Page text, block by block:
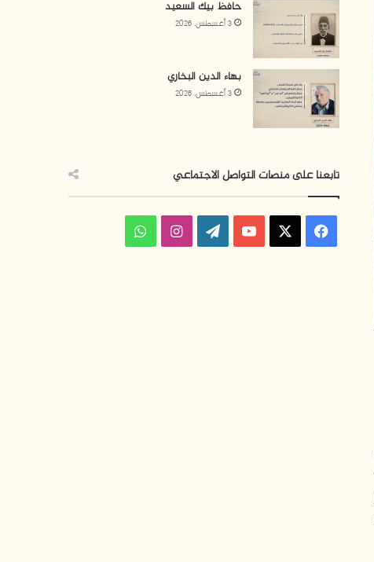
حافظ بيك السعيد
3 أغسطس، 2026
بهاء الدين البخاري
3 أغسطس، 2026
تابعنا على منصات التواصل الاجتماعي
فيسبوك ‫YouTube
‫WordPress
انستقرامواتساب